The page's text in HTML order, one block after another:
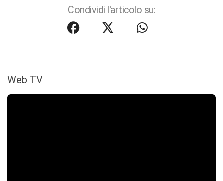
Condividi l'articolo su:
Web TV